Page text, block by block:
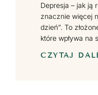
Depresja – jak ją
znacznie więcej
dzień”. To
które wpływa na
CZYTAJ